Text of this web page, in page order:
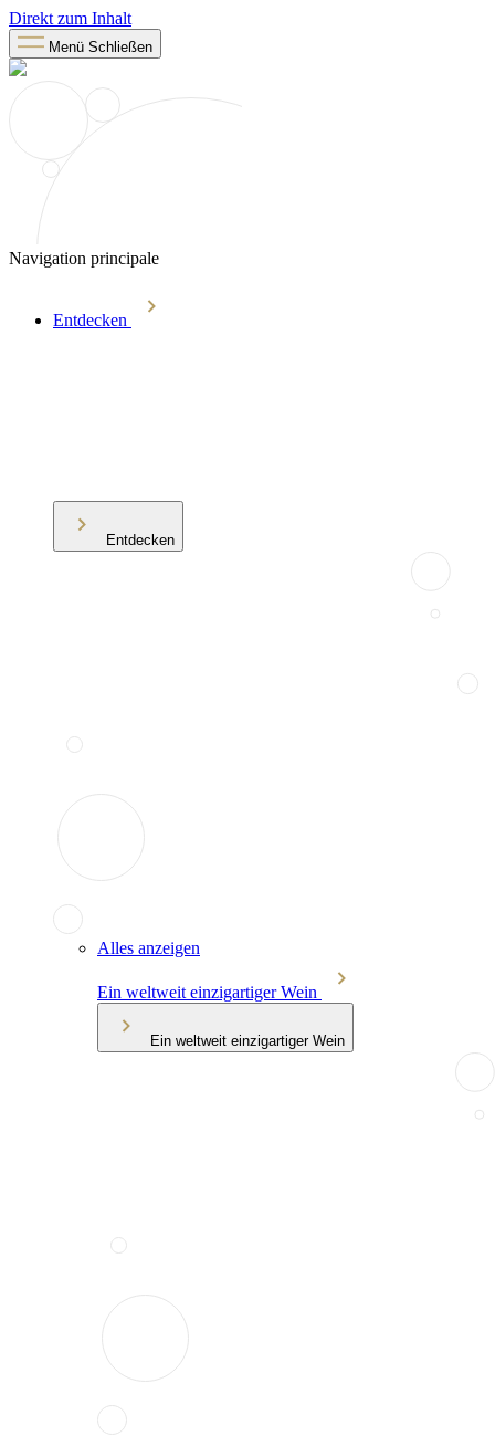
Direkt zum Inhalt
Menü Schließen
Navigation principale
Entdecken
Entdecken
Alles anzeigen
Ein weltweit einzigartiger Wein
Ein weltweit einzigartiger Wein